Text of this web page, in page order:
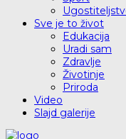
Sve je to život
Edukacija
Uradi sam
Zdravlje
Životinje
Priroda
Video
Slajd galerije